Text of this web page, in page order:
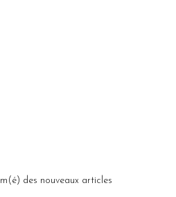
des nouveaux articles